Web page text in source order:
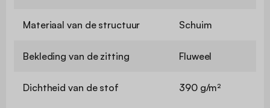
Materiaal van de structuur Schuim
Bekleding van de zitting Fluweel
Dichtheid van de stof 390 g/m²